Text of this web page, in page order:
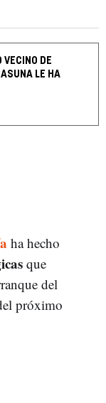
VECINO DE
LE HA
ha hecho
que
del
próximo